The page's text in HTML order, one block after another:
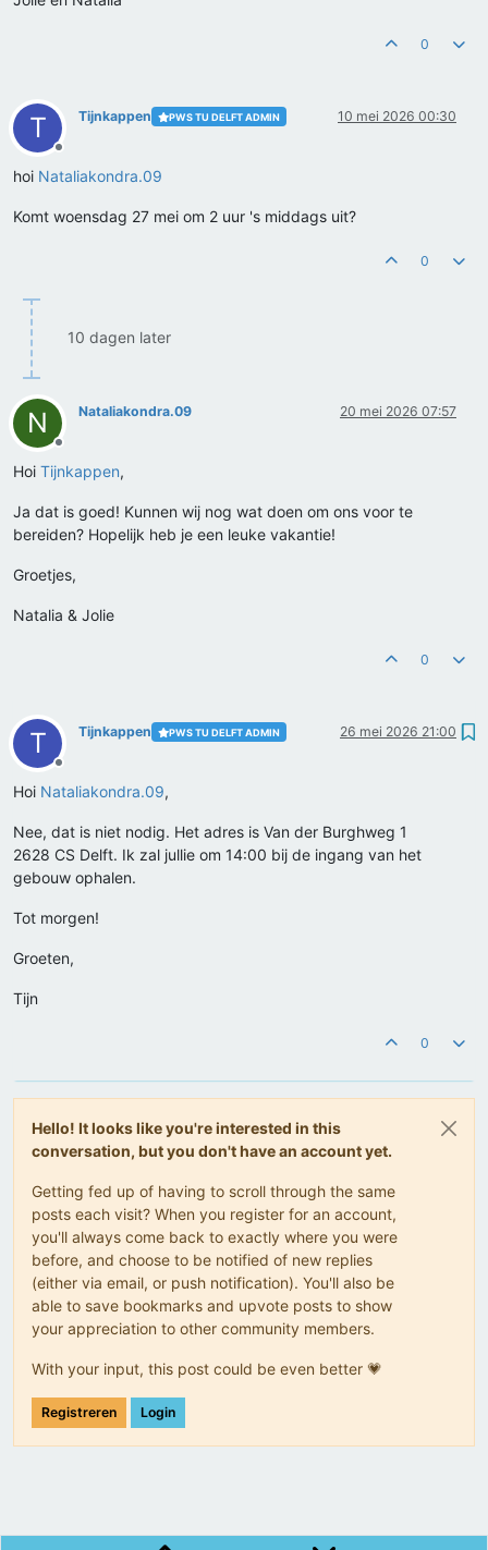
0
T
Offline
Tijnkappen PWS TU DELFT ADMIN 10 mei 2026 00:30
hoi Nataliakondra.09
Komt woensdag 27 mei om 2 uur 's middags uit?
0
10 dagen later
N
Offline
Nataliakondra.09 20 mei 2026 07:57
Hoi Tijnkappen,
Ja dat is goed! Kunnen wij nog wat doen om ons voor te
bereiden? Hopelijk heb je een leuke vakantie!
Groetjes,
Natalia & Jolie
0
T
Offline
Tijnkappen PWS TU DELFT ADMIN 26 mei 2026 21:00
Hoi Nataliakondra.09,
Nee, dat is niet nodig. Het adres is Van der Burghweg 1
2628 CS Delft. Ik zal jullie om 14:00 bij de ingang van het
gebouw ophalen.
Tot morgen!
Groeten,
Tijn
0
Hello! It looks like you're interested in this
conversation, but you don't have an account yet.
Getting fed up of having to scroll through the same
posts each visit? When you register for an account,
you'll always come back to exactly where you were
before, and choose to be notified of new replies
(either via email, or push notification). You'll also be
able to save bookmarks and upvote posts to show
your appreciation to other community members.
With your input, this post could be even better 💗
Registreren Login